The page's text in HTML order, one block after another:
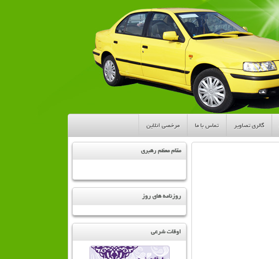
گالری تصاویر تماس با ما مرخصی انلاین
مقام معظم رهبری
روزنامه های روز
اوقات شرعی